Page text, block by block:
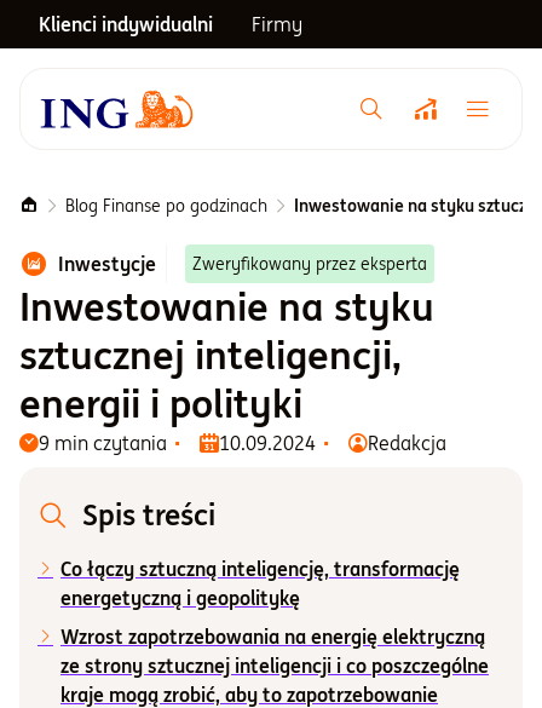
Klienci indywidualni Firmy
Menu główne
Notowania
Emerytura
Inwestycje
Blog
Centrum pomocy
Informacje i dokumenty
O nas
Blog Finanse po godzinach Inwestowanie na styku
Inwestycje Zweryfikowany przez eksperta
Inwestowanie na styku
sztucznej inteligencji,
energii i polityki
9 min czytania 10.09.2024 Redakcja
Spis treści
Co łączy sztuczną inteligencję, transformację
energetyczną i geopolitykę
Wzrost zapotrzebowania na energię elektryczną
ze strony sztucznej inteligencji i co poszczególne
kraje mogą zrobić, aby to zapotrzebowanie